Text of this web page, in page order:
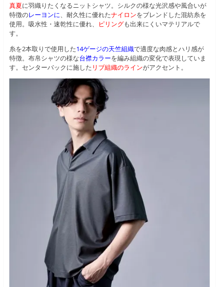
真夏に羽織りたくなるニットシャツ。シルクの様な光沢感や風合いが
特徴のレーヨンに 、耐久性に優れたナイロンをブレンドした混紡糸を
使用。吸水性・速乾性に優れ、
ピリングも出来にくいマテリアルで
す。
糸を2本取りで使用した14ゲージの天竺組織で適度な肉感とハリ感が
特徴。布帛シャツの様な台襟カラーを編み組織の変化で表現していま
す。センターバックに施した リブ組織のラインがアクセント。